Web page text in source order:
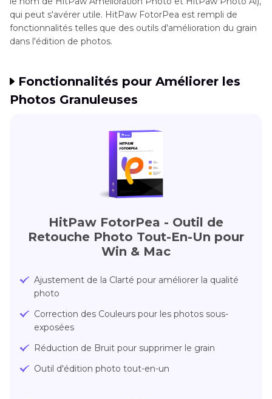
qui peut s'avérer utile. HitPaw FotorPea est rempli de
fonctionnalités telles que des outils d'amélioration du grain
dans l'édition de photos.
Fonctionnalités pour Améliorer les
Photos Granuleuses
HitPaw FotorPea - Outil de
Retouche Photo Tout-En-Un pour
Win & Mac
Ajustement de la Clarté pour améliorer la qualité
photo
Correction des Couleurs pour les photos sous-
exposées
Réduction de Bruit pour supprimer le grain
Outil d'édition photo tout-en-un